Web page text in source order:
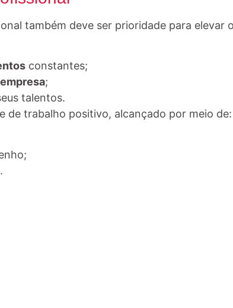
também deve ser prioridade para elevar
constantes;
;
talentos.
de trabalho positivo, alcançado por meio de:
.